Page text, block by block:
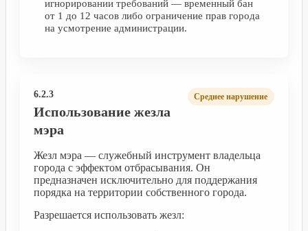
игнорировании требований — временный бан
от 1 до 12 часов либо ограничение прав города
на усмотрение администрации.
6.2.3
Использование жезла
мэра
Среднее нарушение
Жезл мэра — служебный инструмент владельца
города с эффектом отбрасывания. Он
предназначен исключительно для поддержания
порядка на территории собственного города.
Разрешается использовать жезл: